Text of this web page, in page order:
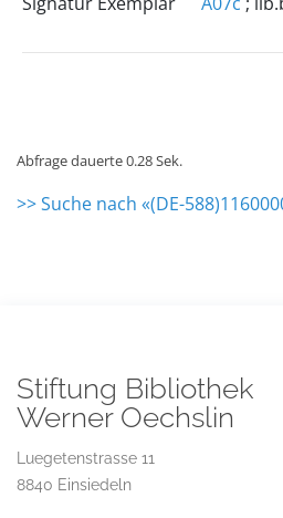
Abfrage dauerte 0.28 Sek.
>> Suche nach «(DE-
Stiftung Bibliothek
Werner Oechslin
Luegetenstrasse 11
8840 Einsiedeln